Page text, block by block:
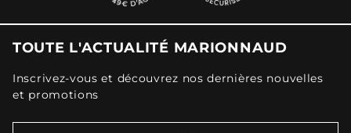
TOUTE L'ACTUALITÉ MARIONNAUD
Inscrivez-vous et découvrez nos dernières nouvelles
et promotions